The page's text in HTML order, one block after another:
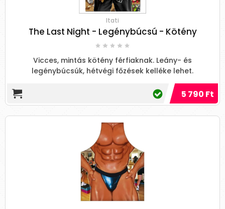
Itati
The Last Night - Legénybúcsú - Kötény
Vicces, mintás kötény férfiaknak. Leány- és
legénybúcsúk, hétvégi főzések kelléke lehet.
5 790 Ft